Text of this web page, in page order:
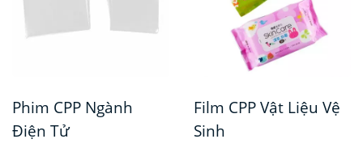
Phim CPP Ngành
Điện Tử
Film CPP Vật Liệu Vệ
Sinh